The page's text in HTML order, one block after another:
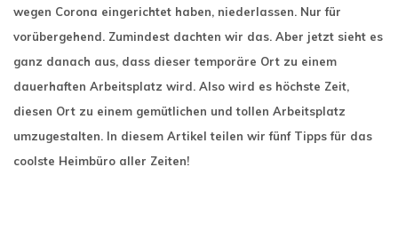
wegen Corona eingerichtet haben, niederlassen. Nur für
vorübergehend. Zumindest dachten wir das. Aber jetzt sieht es
ganz danach aus, dass dieser temporäre Ort zu einem
dauerhaften Arbeitsplatz wird. Also wird es höchste Zeit,
diesen Ort zu einem gemütlichen und tollen Arbeitsplatz
umzugestalten. In diesem Artikel teilen wir fünf Tipps für das
coolste Heimbüro aller Zeiten!